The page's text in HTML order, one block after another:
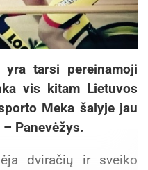
tarsi pereinamoji
vis kitam Lietuvos
Meka šalyje jau
Panevėžys.
dviračių ir sveiko